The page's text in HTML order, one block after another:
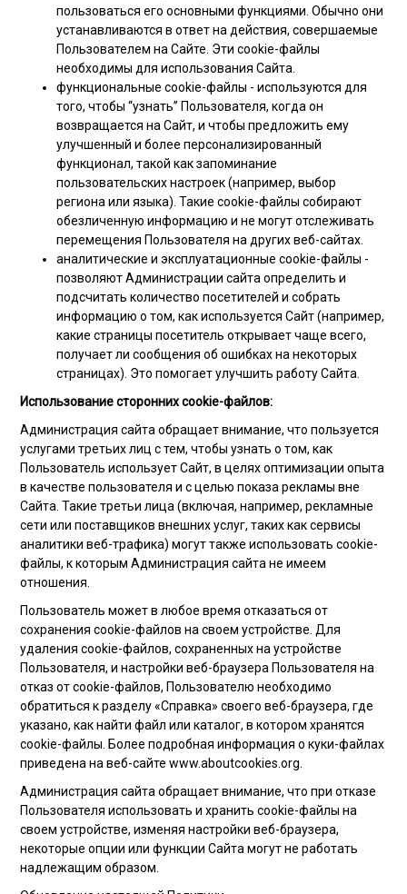
пользоваться его основными функциями. Обычно они
устанавливаются в ответ на действия, совершаемые
Пользователем на Сайте. Эти cookie-файлы
необходимы для использования Сайта.
функциональные cookie-файлы - используются для
того, чтобы “узнать” Пользователя, когда он
возвращается на Сайт, и чтобы предложить ему
улучшенный и более персонализированный
функционал, такой как запоминание
пользовательских настроек (например, выбор
региона или языка). Такие cookie-файлы собирают
обезличенную информацию и не могут отслеживать
перемещения Пользователя на других веб-сайтах.
аналитические и эксплуатационные cookie-файлы -
позволяют Администрации сайта определить и
подсчитать количество посетителей и собрать
информацию о том, как используется Сайт (например,
какие страницы посетитель открывает чаще всего,
получает ли сообщения об ошибках на некоторых
страницах). Это помогает улучшить работу Сайта.
Использование сторонних cookie-файлов:
Администрация сайта обращает внимание, что пользуется
услугами третьих лиц с тем, чтобы узнать о том, как
Пользователь использует Сайт, в целях оптимизации опыта
в качестве пользователя и с целью показа рекламы вне
Сайта. Такие третьи лица (включая, например, рекламные
сети или поставщиков внешних услуг, таких как сервисы
аналитики веб-трафика) могут также использовать cookie-
файлы, к которым Администрация сайта не имеем
отношения.
Пользователь может в любое время отказаться от
сохранения cookie-файлов на своем устройстве. Для
удаления cookie-файлов, сохраненных на устройстве
Пользователя, и настройки веб-браузера Пользователя на
отказ от cookie-файлов, Пользователю необходимо
обратиться к разделу «Справка» своего веб-браузера, где
указано, как найти файл или каталог, в котором хранятся
cookie-файлы. Более подробная информация о куки-файлах
приведена на веб-сайте www.aboutcookies.org.
Администрация сайта обращает внимание, что при отказе
Пользователя использовать и хранить cookie-файлы на
своем устройстве, изменяя настройки веб-браузера,
некоторые опции или функции Сайта могут не работать
надлежащим образом.